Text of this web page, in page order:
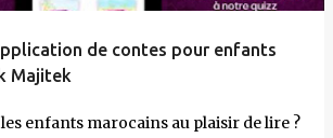
de contes pour enfants
Majitek
enfants marocains au plaisir de lire ?